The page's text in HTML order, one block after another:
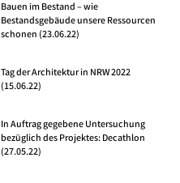
Bauen im Bestand – wie
Bestandsgebäude unsere Ressourcen
schonen (23.06.22)
Tag der Architektur in NRW 2022
(15.06.22)
In Auftrag gegebene Untersuchung
bezüglich des Projektes: Decathlon
(27.05.22)